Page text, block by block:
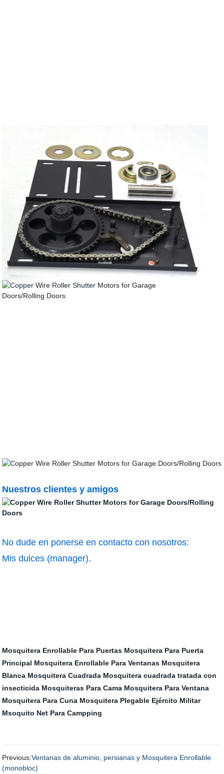
Nuestros clientes y amigos
No dude en ponerse en contacto con nosotros:
Mis dulces (manager).
Mosquitera Enrollable Para Puertas Mosquitera Para Puerta
Principal Mosquitera Enrollable Para Ventanas Mosquitera
Blanca Mosquitera Cuadrada Mosquitera cuadrada tratada con
insecticida Mosquiteras Para Cama Mosquitera Para Ventana
Mosquitera Para Cuna Mosquitera Plegable Ejército Militar
Msoquito Net Para Campping
Previous:Ventanas de aluminio, persianas y Mosquitera Enrollable
(monobloc)